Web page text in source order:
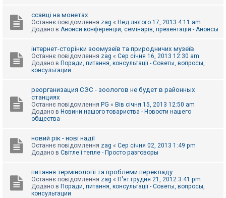
ссавці на монетах
Останнє повідомлення zag « Нед лютого 17, 2013 4:11 am
Додано в Анонси конференцій, семінарів, презентацій - Анонсы
інтернет-сторінки зоомузеїв та природничих музеїв
Останнє повідомлення zag « Сер січня 16, 2013 12:30 am
Додано в Поради, питання, консультації - Советы, вопросы,
консультации
реорганизация СЭС - зоологов не будет в районных
станциях
Останнє повідомлення PG « Вів січня 15, 2013 12:50 am
Додано в Новини нашого товариства - Новости нашего
общества
новий рік - нові надії
Останнє повідомлення zag « Сер січня 02, 2013 1:49 pm
Додано в Світле і тепле - Просто разговоры
питання термінології та проблеми перекладу
Останнє повідомлення zag « П'ят грудня 21, 2012 3:41 pm
Додано в Поради, питання, консультації - Советы, вопросы,
консультации